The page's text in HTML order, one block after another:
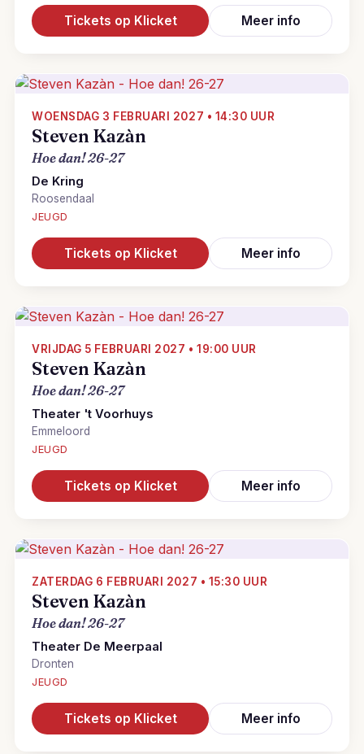
Tickets op Klicket Meer info
WOENSDAG 3 FEBRUARI 2027 • 14:30 UUR
Steven Kazàn
Hoe dan! 26-27
De Kring
Roosendaal
JEUGD
Tickets op Klicket Meer info
VRIJDAG 5 FEBRUARI 2027 • 19:00 UUR
Steven Kazàn
Hoe dan! 26-27
Theater 't Voorhuys
Emmeloord
JEUGD
Tickets op Klicket Meer info
ZATERDAG 6 FEBRUARI 2027 • 15:30 UUR
Steven Kazàn
Hoe dan! 26-27
Theater De Meerpaal
Dronten
JEUGD
Tickets op Klicket Meer info